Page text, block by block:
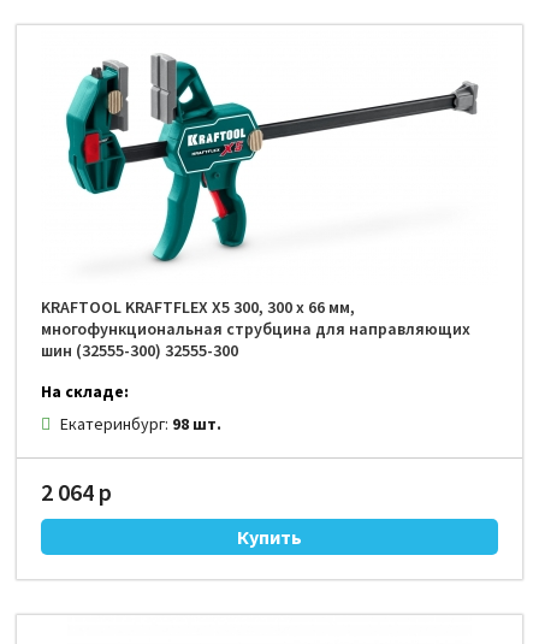
KRAFTOOL KRAFTFLEX X5 300, 300 х 66 мм,
многофункциональная струбцина для направляющих
шин (32555-300) 32555-300
На складе:
Екатеринбург: 98 шт.
2 064 р